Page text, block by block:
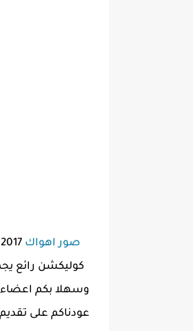
صور اهواك
كوليكشن رائع
وسهلا بكم اعضاء
عودناكم على